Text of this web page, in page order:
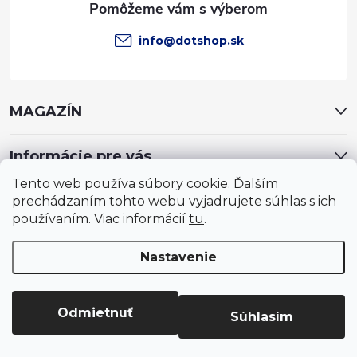
Tento web používa súbory cookie. Ďalším
prechádzaním tohto webu vyjadrujete súhlas s ich
používaním. Viac informácií tu.
Nastavenie
Odmietnuť Súhlasím
info@dotshop.sk
MAGAZÍN
Informácie pre vás
Copyright 2026DotShop - všetko pre záhradu, dom, chovateľa,
. Všetky práva vyhradené.Upraviť nastavenie cookies